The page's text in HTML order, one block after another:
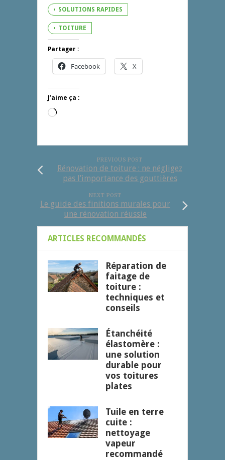
SOLUTIONS RAPIDES
TOITURE
Partager :
Facebook X
J’aime ça :
Chargement…
PREVIOUS POST
Rénovation de toiture : ne négligez
pas l’importance des gouttières
NEXT POST
Le guide des finitions murales pour
une rénovation réussie
ARTICLES RECOMMANDÉS
Réparation de
faitage de
toiture :
techniques et
conseils
Étanchéité
élastomère :
une solution
durable pour
vos toitures
plates
Tuile en terre
cuite :
nettoyage
vapeur
recommandé